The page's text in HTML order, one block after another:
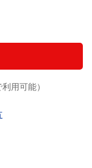
用可能）